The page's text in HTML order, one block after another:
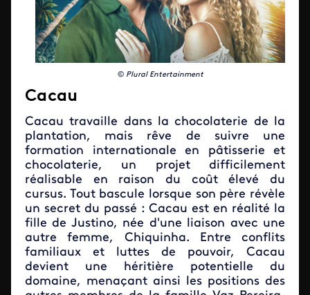
© Plural Entertainment
Cacau
Cacau travaille dans la chocolaterie de la
plantation, mais rêve de suivre une
formation internationale en pâtisserie et
chocolaterie, un projet difficilement
réalisable en raison du coût élevé du
cursus. Tout bascule lorsque son père révèle
un secret du passé : Cacau est en réalité la
fille de Justino, née d'une liaison avec une
autre femme, Chiquinha.​ Entre conflits
familiaux et luttes de pouvoir, Cacau
devient une héritière potentielle du
domaine, menaçant ainsi les positions des